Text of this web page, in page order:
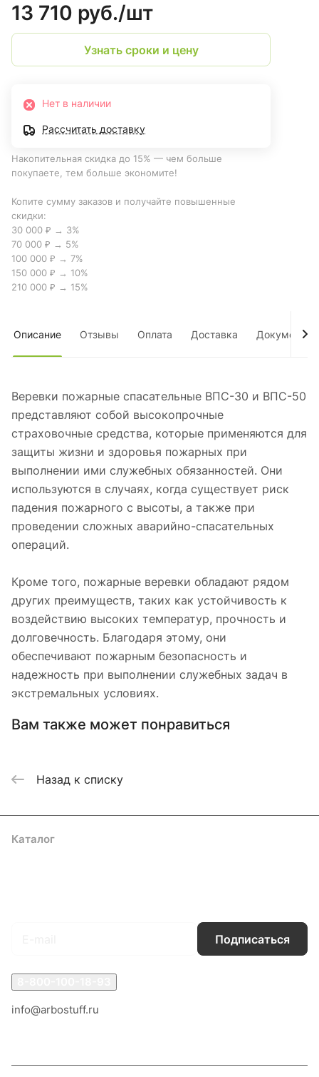
13 710 руб./шт
Узнать сроки и цену
Нет в наличии
Рассчитать доставку
Накопительная скидка до 15% — чем больше
покупаете, тем больше экономите!
Копите сумму заказов и получайте повышенные
скидки:
30 000 ₽ → 3%
70 000 ₽ → 5%
100 000 ₽ → 7%
150 000 ₽ → 10%
210 000 ₽ → 15%
Описание Отзывы Оплата Доставка Документы
Веревки пожарные спасательные ВПС-30 и ВПС-50
представляют собой высокопрочные
страховочные средства, которые применяются для
защиты жизни и здоровья пожарных при
выполнении ими служебных обязанностей. Они
используются в случаях, когда существует риск
падения пожарного с высоты, а также при
проведении сложных аварийно-спасательных
операций.
Кроме того, пожарные веревки обладают рядом
других преимуществ, таких как устойчивость к
воздействию высоких температур, прочность и
долговечность. Благодаря этому, они
обеспечивают пожарным безопасность и
надежность при выполнении служебных задач в
экстремальных условиях.
Вам также может понравиться
Назад к списку
Каталог
Подписаться
info@arbostuff.ru